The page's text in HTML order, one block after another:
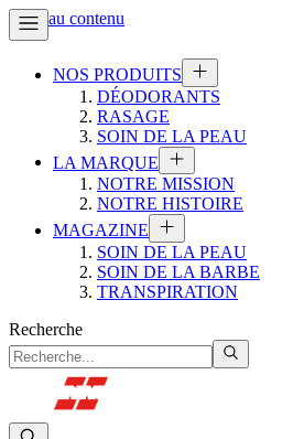
Aller au contenu
NOS PRODUITS
DÉODORANTS
RASAGE
SOIN DE LA PEAU
LA MARQUE
NOTRE MISSION
NOTRE HISTOIRE
MAGAZINE
SOIN DE LA PEAU
SOIN DE LA BARBE
TRANSPIRATION
Recherche